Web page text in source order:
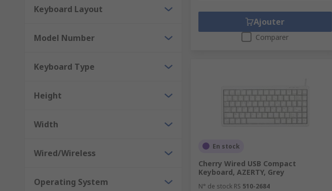
Keyboard Layout
Model Number
Keyboard Type
Height
Width
Wired/Wireless
Operating System
Ajouter
Comparer
En stock
Cherry Wired USB Compact
Keyboard, AZERTY, Grey
N° de stock RS 510-2684